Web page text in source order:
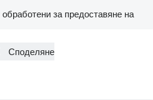
за предоставяне на
Споделяне